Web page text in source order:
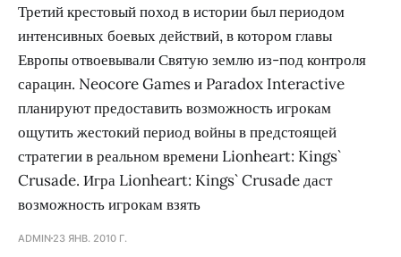
Третий крестовый поход в истории был периодом
интенсивных боевых действий, в котором главы
Европы отвоевывали Святую землю из-под контроля
сарацин. Neocore Games и Paradox Interactive
планируют предоставить возможность игрокам
ощутить жестокий период войны в предстоящей
стратегии в реальном времени Lionheart: Kings`
Crusade. Игра Lionheart: Kings` Crusade даст
возможность игрокам взять
ADMIN 23 ЯНВ. 2010 Г.